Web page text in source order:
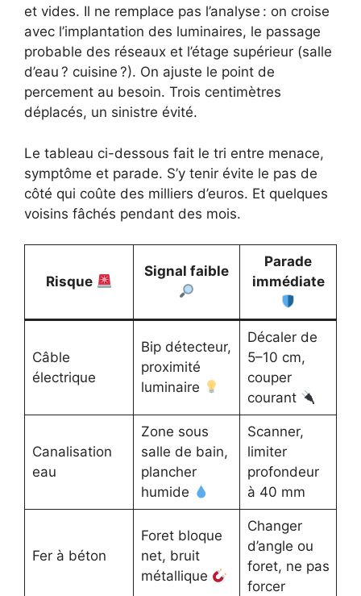
et vides. Il ne remplace pas l’analyse : on croise
avec l’implantation des luminaires, le passage
probable des réseaux et l’étage supérieur (salle
d’eau ? cuisine ?). On ajuste le point de
percement au besoin. Trois centimètres
déplacés, un sinistre évité.
Le tableau ci-dessous fait le tri entre menace,
symptôme et parade. S’y tenir évite le pas de
côté qui coûte des milliers d’euros. Et quelques
voisins fâchés pendant des mois.
Risque
Signal faible
Parade
immédiate
Câble
électrique
Bip détecteur,
proximité
luminaire
Décaler de
5–10 cm,
couper
courant
Canalisation
eau
Zone sous
salle de bain,
plancher
humide
Scanner,
limiter
profondeur
à 40 mm
Fer à béton
Foret bloque
net, bruit
métallique
Changer
d’angle ou
foret, ne pas
forcer